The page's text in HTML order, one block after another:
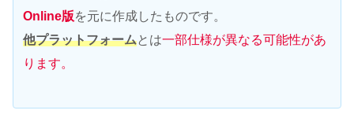
Online版を元に作成したものです。
他プラットフォームとは一部仕様が異なる可能性があ
ります。